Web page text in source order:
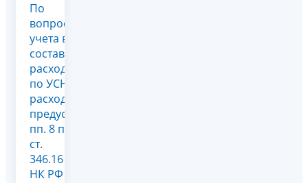
По
вопросу
учета в
составе
расходов
по УСН
расходов,
предусмотренных
пп. 8 п. 1
ст.
346.16
НК РФ